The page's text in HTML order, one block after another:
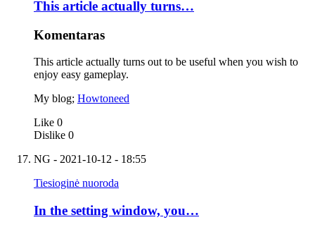
This article actually turns…
Komentaras
This article actually turns out to be useful when you wish to
enjoy easy gameplay.
My blog; Howtoneed
Like 0
Dislike 0
NG - 2021-10-12 - 18:55
Tiesioginė nuoroda
In the setting window, you…